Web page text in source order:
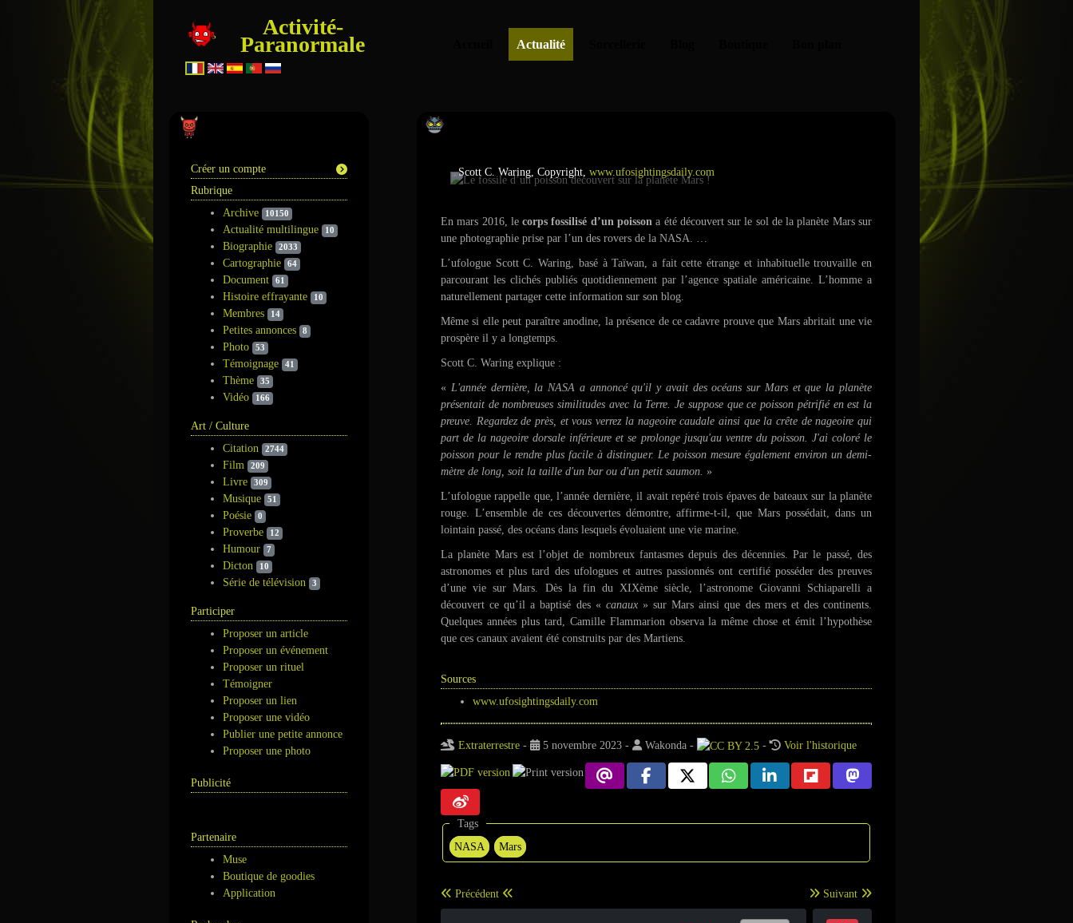
Activité-
Paranormale Actualité
Créer un compte
Rubrique
Archive
10150
Actualité multilingue 10
Biographie 2033
Cartographie 64
Document 61
Histoire effrayante 10
Membres 14
Petites annonces 8
Photo 53
Témoignage 41
Thème 35
Vidéo 166
Art / Culture
Citation
2744
Film 209
Livre 309
Musique 51
Poésie 0
Proverbe 12
Humour 7
Dicton 10
Série de télévision 3
Participer
Proposer un article
Proposer un événement
Proposer un rituel
Témoigner
Proposer un lien
Proposer une vidéo
Publier une petite annonce
Proposer une photo
Publicité
Partenaire
Muse
Boutique de goodies
Application
Scott C. Waring, Copyright, www.ufosightingsdaily.com
En mars 2016, lecorps fossilisé d’un poissona été découvert sur le sol de la planète Mars sur
une photographie prise par l’un des rovers de la NASA. …
L’ufologue Scott C. Waring, basé à Taïwan, a fait cette étrange et inhabituelle trouvaille en
parcourant les clichés publiés quotidiennement par l’agence spatiale américaine. L’homme a
naturellement partager cette information sur son blog.
Même si elle peut paraître anodine, la présence de ce cadavre prouve que Mars abritait une vie
prospère il y a longtemps.
Scott C. Waring explique :
« L'année dernière, la NASA a annoncé qu'il y avait des océans sur Mars et que la planète
présentait de nombreuses similitudes avec la Terre. Je suppose que ce poisson pétrifié en est la
preuve. Regardez de près, et vous verrez la nageoire caudale ainsi que la crête de nageoire qui
part de la nageoire dorsale inférieure et se prolonge jusqu'au ventre du poisson. J'ai coloré le
poisson pour le rendre plus facile à distinguer. Le poisson mesure également environ un demi-
mètre de long, soit la taille d'un bar ou d'un petit saumon. »
L’ufologue rappelle que, l’année dernière, il avait repéré trois épaves de bateaux sur la planète
rouge. L’ensemble de ces découvertes démontre, affirme-t-il, que Mars possédait, dans un
lointain passé, des océans dans lesquels évoluaient une vie marine.
La planète Mars est l’objet de nombreux fantasmes depuis des décennies. Par le passé, des
astronomes et plus tard des ufologues et autres passionnés ont certifié posséder des preuves
d’une vie sur Mars. Dès la fin du XIXème siècle, l’astronome Giovanni Schiaparelli a
découvert ce qu’il a baptisé des « canaux» sur Mars ainsi que des mers et des continents.
Quelques années plus tard, Camille Flammarion observa la même chose et émit l’hypothèse
que ces canaux avaient été construits par des Martiens.
Sources
www.ufosightingsdaily.com
Extraterrestre - 5 novembre 2023 - Wakonda - - Voir l'historique
Tags
NASA
Mars
Précédent Suivant